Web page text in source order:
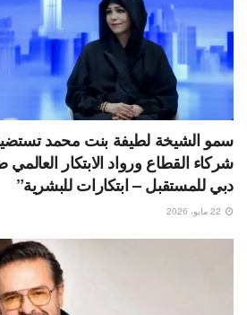
سمو الشيخة لطيفة بنت محمد
شركاء القطاع ورواد الابتكار
دبي للمستقبل – ابتكارات للبشرية”